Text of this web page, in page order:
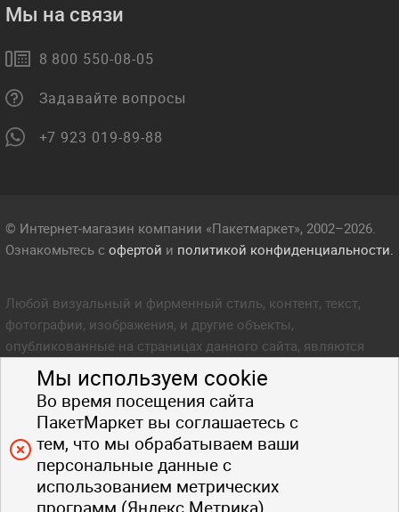
Мы используем cookie
Во время посещения сайта
ПакетМаркет вы соглашаетесь с
тем, что мы обрабатываем ваши
персональные данные с
использованием метрических
Мы на связи
8 800 550-08-05
Задавайте вопросы
+7 923 019-89-88
© Интернет-магазин компании «Пакетмаркет», 2002–2026.
Ознакомьтесь с офертой и политикой конфиденциальности.
Любой визуальный и фирменный стиль, контент, текст,
фотографии, изображения, и другие объекты,
опубликованные на страницах данного сайта, являются
объектом прав интеллектуальной собственности компании
Пакетмаркет. Любое копирование стиля, контента, текста,
фотографий, изображений и других объектов данного сайта
запрещено.